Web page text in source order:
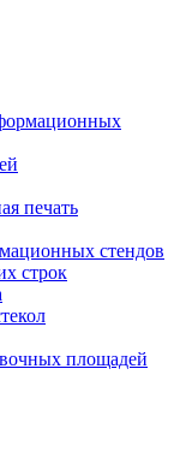
печать
стендов
строк
площадей